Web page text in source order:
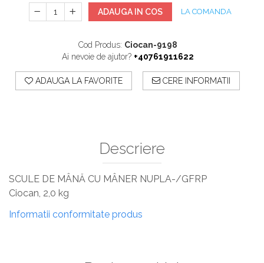
antifoc
ADAUGA IN COS LA COMANDA
Cod Produs: Ciocan-9198
Ai nevoie de ajutor? +40761911622
ADAUGA LA FAVORITE CERE INFORMATII
Descriere
SCULE DE MÂNĂ CU MÂNER NUPLA-/GFRP
Ciocan, 2,0 kg
Informatii conformitate produs